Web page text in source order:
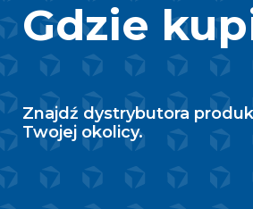
Gdzie
Znajdź dystrybutora
Twojej okolicy.